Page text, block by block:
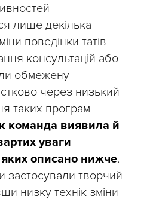
лише декілька
поведінки татів
консультацій або
обмежену
через низький
таких програм
команда виявила й
уваги
описано нижче.
застосували творчий
низку технік зміни